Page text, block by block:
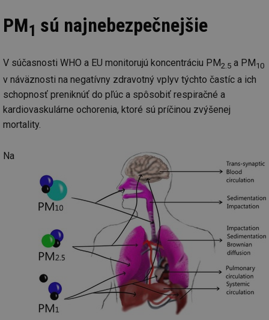
PM1 sú najnebezpečnejšie
V súčasnosti WHO a EU monitorujú koncentráciu PM2.5 a PM10
v náväznosti na negatívny zdravotný vplyv týchto častíc a ich
schopnosť preniknúť do pľúc a spôsobiť respiračné a
kardiovaskulárne ochorenia, ktoré sú príčinou zvýšenej
mortality.
Na